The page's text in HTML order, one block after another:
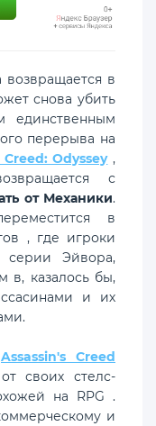
в
снова убить
единственным
перерыва на
Creed: Odyssey,
с
от Механики.
в
, где игроки
серии Эйвора,
в, казалось бы,
и их
Assassin's Creed
своих стелс-
на RPG .
и